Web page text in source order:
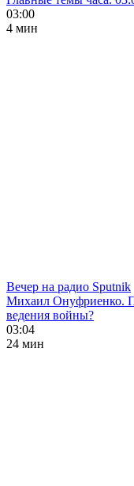
03:00
4 мин
Вечер на радио Sputnik
Михаил Онуфриенко.
ведения войны?
03:04
24 мин